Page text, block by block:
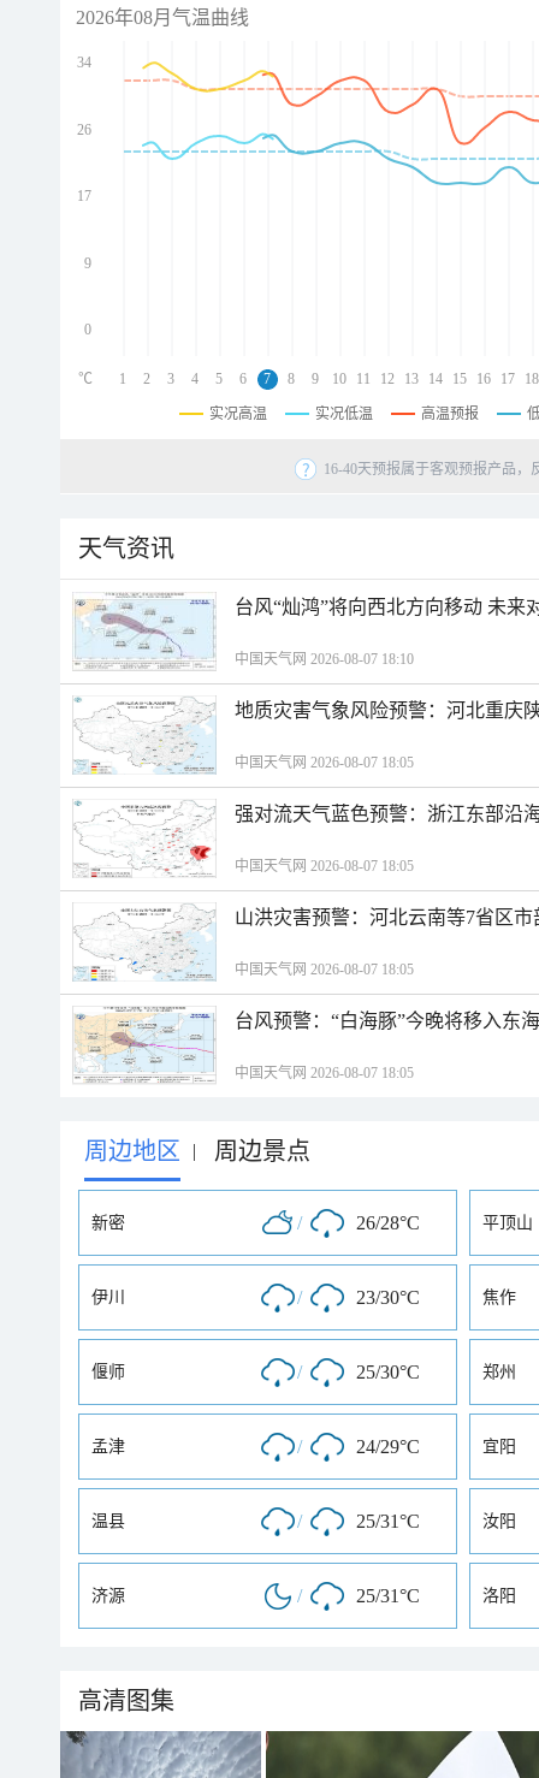
2026年08月气温曲线
34
26
17
9
0
1 2 3 4 5 6 7 8 9 10 11 12 13 14 15 16 17 18
℃
实况高温 实况低温 高温预报
16-40天预报属于客观预报产品
天气资讯
台风“灿鸿”将向西北方向移动 未来
中国天气网 2026-08-07 18:10
地质灾害气象风险预警：河北重庆
中国天气网 2026-08-07 18:05
强对流天气蓝色预警：浙江东部沿
中国天气网 2026-08-07 18:05
山洪灾害预警：河北云南等7省区
中国天气网 2026-08-07 18:05
台风预警：“白海豚”今晚将移入东
中国天气网 2026-08-07 18:05
周边地区 | 周边景点
新密 / 26/28°C 平顶山
伊川 / 23/30°C 焦作
偃师 / 25/30°C 郑州
孟津 / 24/29°C 宜阳
温县 / 25/31°C 汝阳
济源 / 25/31°C 洛阳
高清图集